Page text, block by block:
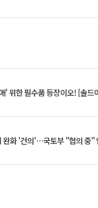
위한 필수품 등장이오! [솔드
완화 '건의'⋯국토부 "협의 중"